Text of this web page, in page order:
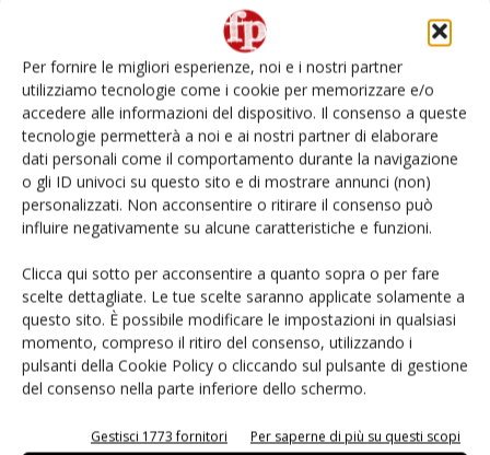
Per fornire le migliori esperienze, noi e i nostri partner
utilizziamo tecnologie come i cookie per memorizzare e/o
accedere alle informazioni del dispositivo. Il consenso a queste
tecnologie permetterà a noi e ai nostri partner di elaborare
dati personali come il comportamento durante la navigazione
o gli ID univoci su questo sito e di mostrare annunci (non)
personalizzati. Non acconsentire o ritirare il consenso può
influire negativamente su alcune caratteristiche e funzioni.
Clicca qui sotto per acconsentire a quanto sopra o per fare
scelte dettagliate. Le tue scelte saranno applicate solamente a
questo sito. È possibile modificare le impostazioni in qualsiasi
momento, compreso il ritiro del consenso, utilizzando i
pulsanti della Cookie Policy o cliccando sul pulsante di gestione
del consenso nella parte inferiore dello schermo.
Gestisci 1773 fornitori Per saperne di più su questi scopi
Cuori di frutta: i brand ortofrutticoli
Daniele Colombo 13 Febbraio 2026